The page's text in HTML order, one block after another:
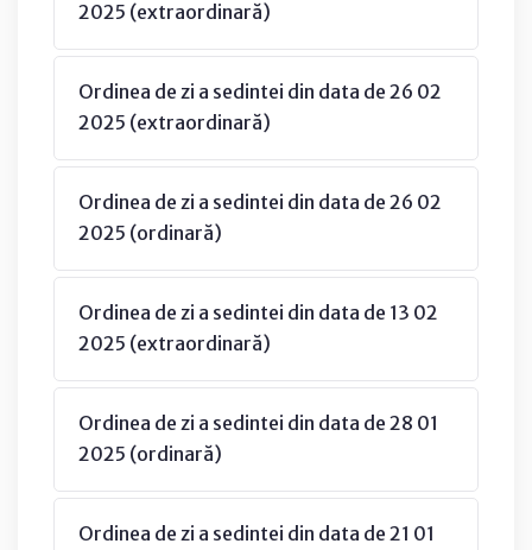
2025 (extraordinară)
Ordinea de zi a sedintei din data de 26 02
2025 (extraordinară)
Ordinea de zi a sedintei din data de 26 02
2025 (ordinară)
Ordinea de zi a sedintei din data de 13 02
2025 (extraordinară)
Ordinea de zi a sedintei din data de 28 01
2025 (ordinară)
Ordinea de zi a sedintei din data de 21 01